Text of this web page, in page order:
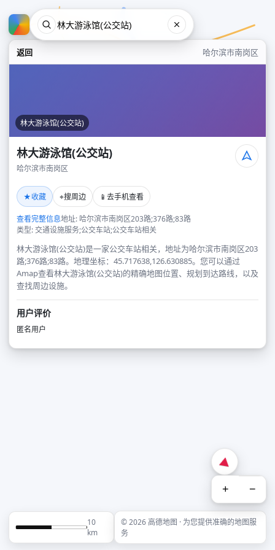
返回 哈尔滨市南岗区
林大游泳馆(公交站)
林大游泳馆(公交站)
哈尔滨市南岗区
★收藏 ⌖搜周边 📱 去手机查看
查看完整信息地址: 哈尔滨市南岗区203路;376路;83路
类型: 交通设施服务;公交车站;公交车站相关
林大游泳馆(公交站)是一家公交车站相关，地址为哈尔滨市南岗区203
路;376路;83路。地理坐标：45.717638,126.630885。您可以通过
Amap查看林大游泳馆(公交站)的精确地图位置、规划到达路线，以及
查找周边设施。
用户评价
匿名用户
+ −
10
km
© 2026 高德地图 · 为您提供准确的地图服
务